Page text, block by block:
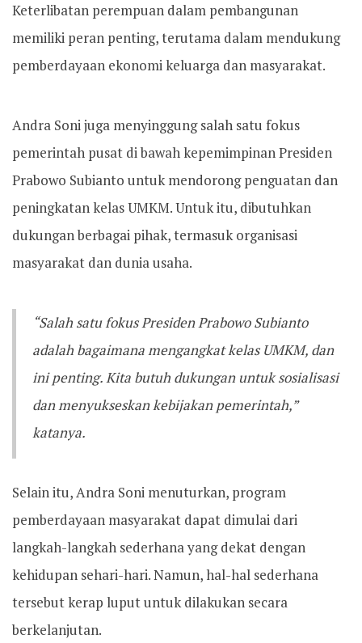
Keterlibatan perempuan dalam pembangunan
memiliki peran penting, terutama dalam mendukung
pemberdayaan ekonomi keluarga dan masyarakat.
Andra Soni juga menyinggung salah satu fokus
pemerintah pusat di bawah kepemimpinan Presiden
Prabowo Subianto untuk mendorong penguatan dan
peningkatan kelas UMKM. Untuk itu, dibutuhkan
dukungan berbagai pihak, termasuk organisasi
masyarakat dan dunia usaha.
“Salah satu fokus Presiden Prabowo Subianto
adalah bagaimana mengangkat kelas UMKM, dan
ini penting. Kita butuh dukungan untuk sosialisasi
dan menyukseskan kebijakan pemerintah,”
katanya.
Selain itu, Andra Soni menuturkan, program
pemberdayaan masyarakat dapat dimulai dari
langkah-langkah sederhana yang dekat dengan
kehidupan sehari-hari. Namun, hal-hal sederhana
tersebut kerap luput untuk dilakukan secara
berkelanjutan.